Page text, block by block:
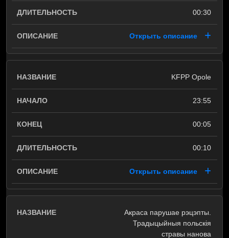
00:30
Открыть описание
KFPP Opole
23:55
00:05
00:10
Открыть описание
Акраса парушае рэцэпты.
Традыцыйныя польскія
стравы нанова